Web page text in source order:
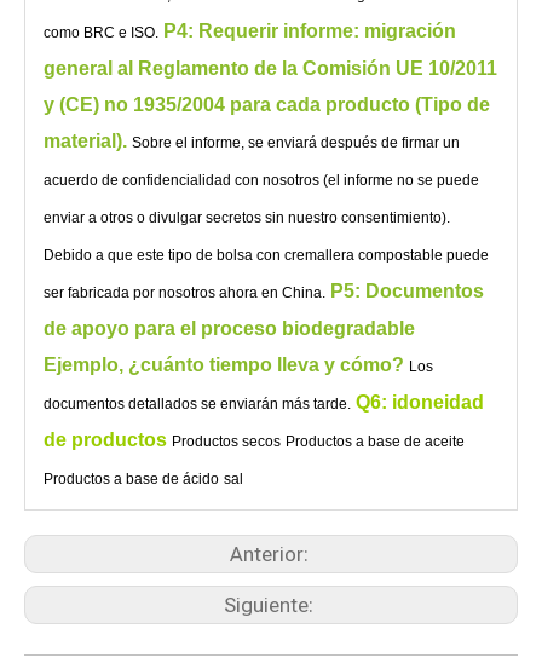
como BRC e ISO.
P4: Requerir informe: migración
general al Reglamento de la Comisión UE 10/2011
y (CE) no 1935/2004 para cada producto (Tipo de
material). Sobre el informe, se enviará después de firmar un
acuerdo de confidencialidad con nosotros (el informe no se puede
enviar a otros o divulgar secretos sin nuestro consentimiento).
Debido a que este tipo de bolsa con cremallera compostable puede
ser fabricada por nosotros ahora en China.
P5: Documentos
de apoyo para el proceso biodegradable
Ejemplo, ¿cuánto tiempo lleva y cómo? Los
documentos detallados se enviarán más tarde. Q6: idoneidad
de productos Productos secos Productos a base de aceite
Productos a base de ácido sal
Anterior:
Siguiente: